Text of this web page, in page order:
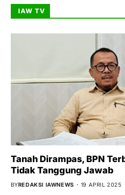
IAW TV
Tanah Dirampas, BPN
Tidak Tanggung Jawab
BYREDAKSI IAWNEWS 19 APRIL 2025